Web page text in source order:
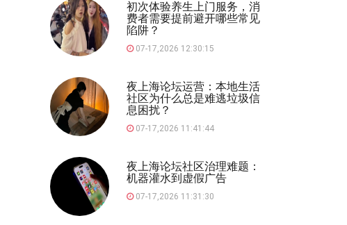
初次体验养生上门服务，消
费者需要提前避开哪些常见
陷阱？
07-17,2026 12:30:15
夜上海论坛运营：本地生活
社区为什么总是难逃垃圾信
息困扰？
07-17,2026 11:41:44
夜上海论坛社区治理难题：
机器灌水到虚假广告
07-17,2026 11:31:30